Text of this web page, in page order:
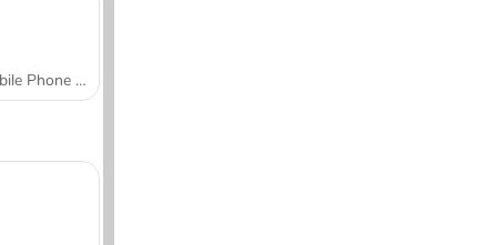
Mobile Phone Case Design & DIY